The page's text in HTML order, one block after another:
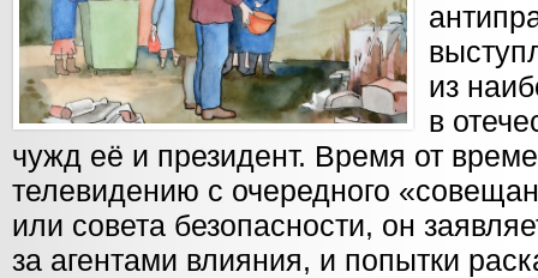
из
в
чужд её и президент. Время от
телевидению с очередного
или совета безопасности, он
за агентами влияния, и попытки